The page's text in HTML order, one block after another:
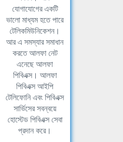
যোগাযোগের একটি
ভালো মাধ্যম হতে পারে
টেলিকমিউনিকেশন।
আর এ সমস্যার সমাধান
করতে আলফা নেট
এনেছে আলফা
পিবিএক্স। আলফা
পিবিএক্স আইপি
টেলিফোনি এবং পিবিএক্স
সার্ভিসের সবন্বয়ে
হোস্টেড পিবিএক্স সেবা
প্রদান করে।